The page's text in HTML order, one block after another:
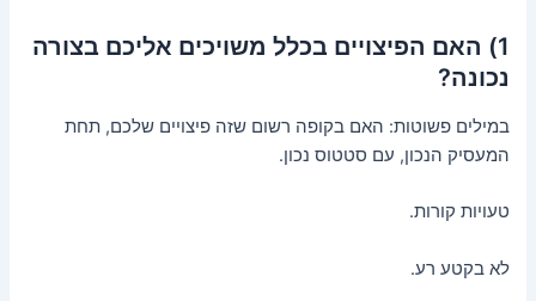
1) האם הפיצויים בכלל משויכים אליכם בצורה
נכונה?
במילים פשוטות: האם בקופה רשום שזה פיצויים שלכם, תחת
המעסיק הנכון, עם סטטוס נכון.
טעויות קורות.
לא בקטע רע.